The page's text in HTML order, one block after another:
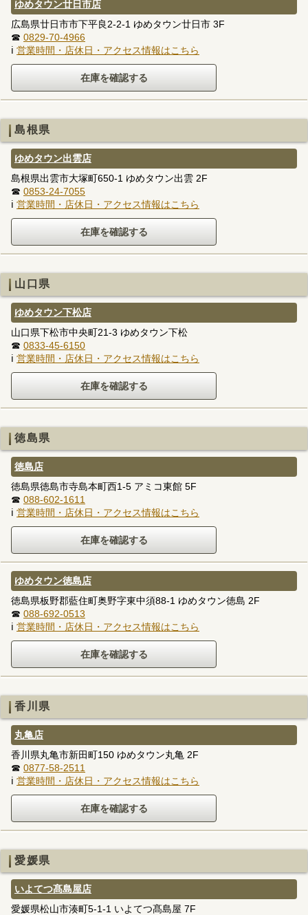
ゆめタウン廿日市店
広島県廿日市市下平良2-2-1 ゆめタウン廿日市 3F
☎ 0829-70-4966
ℹ 営業時間・店休日・アクセス情報はこちら
島根県
ゆめタウン出雲店
島根県出雲市大塚町650-1 ゆめタウン出雲 2F
☎ 0853-24-7055
ℹ 営業時間・店休日・アクセス情報はこちら
山口県
ゆめタウン下松店
山口県下松市中央町21-3 ゆめタウン下松
☎ 0833-45-6150
ℹ 営業時間・店休日・アクセス情報はこちら
徳島県
徳島店
徳島県徳島市寺島本町西1-5 アミコ東館 5F
☎ 088-602-1611
ℹ 営業時間・店休日・アクセス情報はこちら
ゆめタウン徳島店
徳島県板野郡藍住町奥野字東中須88-1 ゆめタウン徳島 2F
☎ 088-692-0513
ℹ 営業時間・店休日・アクセス情報はこちら
香川県
丸亀店
香川県丸亀市新田町150 ゆめタウン丸亀 2F
☎ 0877-58-2511
ℹ 営業時間・店休日・アクセス情報はこちら
愛媛県
いよてつ髙島屋店
愛媛県松山市湊町5-1-1 いよてつ髙島屋 7F